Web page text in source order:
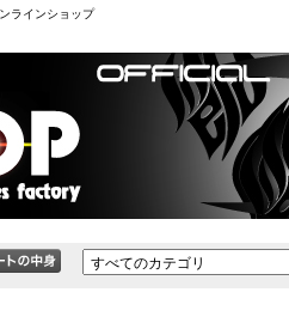
ラインショップ